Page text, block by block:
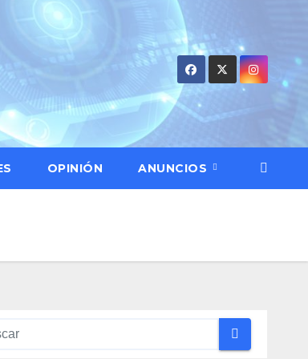
OPINIÓN ANUNCIOS